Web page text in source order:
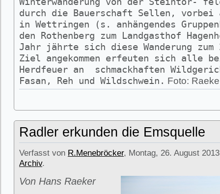
durch die Bauerschaft Sellen, vorbei
in Wettringen (s. anhängendes
den Rothenberg zum Landgasthof
Jahr jährte sich diese Wanderung zum
Ziel angekommen erfeuten sich alle
Herdfeuer an schmackhaften
Fasan, Reh und Wildschwein. Foto:
Radler erkunden die Emsquelle
Verfasst von R.Menebröcker, Montag, 26. August
Archiv.
Von Hans Raeker